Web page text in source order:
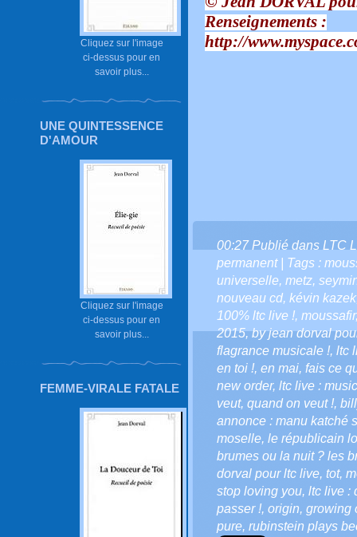
Cliquez sur l'image
ci-dessus pour en
savoir plus...
UNE QUINTESSENCE
D'AMOUR
Cliquez sur l'image
ci-dessus pour en
savoir plus...
FEMME-VIRALE FATALE
Renseignements :
http://
00:27 Publié dans LTC
permanent| Tags :
universelle, metz,
nouveau cd, kévin kazek
100% ltc live !, moussafir
2015,by jean dorval
flagrance musicale !, ltc
en toi !, en mai, fais ce
new order, ltc live :
veut, quand on veut !,
annonce : manu katché
moselle, le républicain
brumes ou la nuit ? les
dorval pour ltc live, tot,
stop loving you, ltc live :
passer !, origin, growing
pure, rubinstein plays